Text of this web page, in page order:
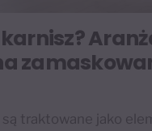
traktowane jako